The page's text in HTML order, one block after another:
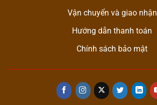
Vận chuyển và giao nhận
Hướng dẫn thanh toán
Chính sách bảo mật